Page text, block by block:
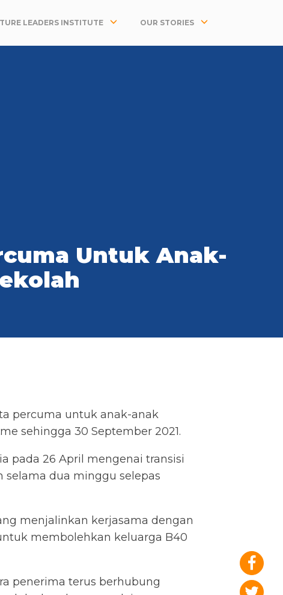
LEADERS INSTITUTE OUR STORIES
Untuk Anak-
percuma untuk anak-anak
sehingga 30 September 2021.
pada 26 April mengenai transisi
selama dua minggu selepas
menjalinkan kerjasama dengan
membolehkan keluarga B40
penerima terus berhubung